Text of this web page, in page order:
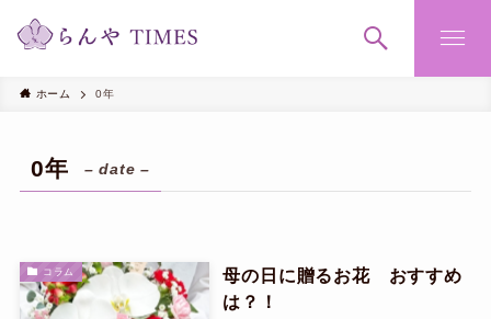
ホーム 0年
0年 – date –
コラム
母の日に贈るお花 おすすめ
は？！